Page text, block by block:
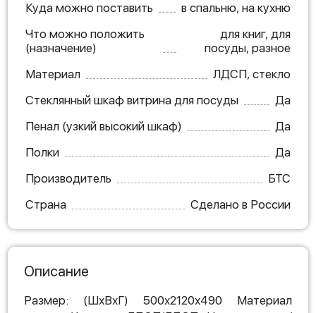
Куда можно поставить
в спальню, на кухню
Что можно положить
(назначение)
для книг, для
посуды, разное
Материал
ЛДСП, стекло
Стеклянный шкаф витрина для посуды
Да
Пенал (узкий высокий шкаф)
Да
Полки
Да
Производитель
БТС
Страна
Сделано в России
Описание
Размер: (ШхВхГ) 500х2120х490 Материал